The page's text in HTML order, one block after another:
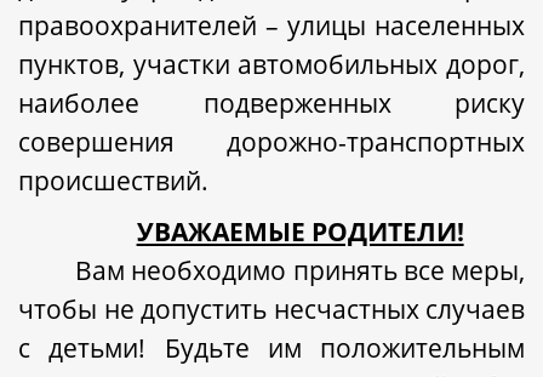
правоохранителей – улицы населенных
пунктов, участки автомобильных дорог,
наиболее подверженных риску
совершения дорожно-транспортных
происшествий.
УВАЖАЕМЫЕ РОДИТЕЛИ!
Вам необходимо принять все меры,
чтобы не допустить несчастных случаев
с детьми! Будьте им положительным